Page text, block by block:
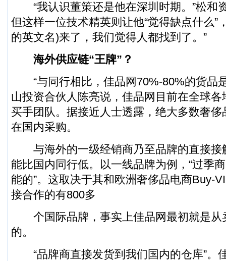
“我认识董策还是他在深圳时期。”松和
但这样一位技术精英则让他“觉得缺点什么”
的英文名)来了，我们觉得人都找到了。”
海外供应链“王牌”？
“与同行相比，佳品网70%-80%的货品
山投资合伙人陈亮说，佳品网目前在全球
买手团队。据接近人士透露，绝大多数奢
在国内采购。
与海外的一级经销商乃至品牌的直接接
能比国内同行低。以一线品牌为例，“过季
能的”。这取决于其和欧洲奢侈品电商Buy-
接合作的有800多
个国际品牌，事实上佳品网最初就是从
的。
“品牌商直接发货到我们国内的仓库”。